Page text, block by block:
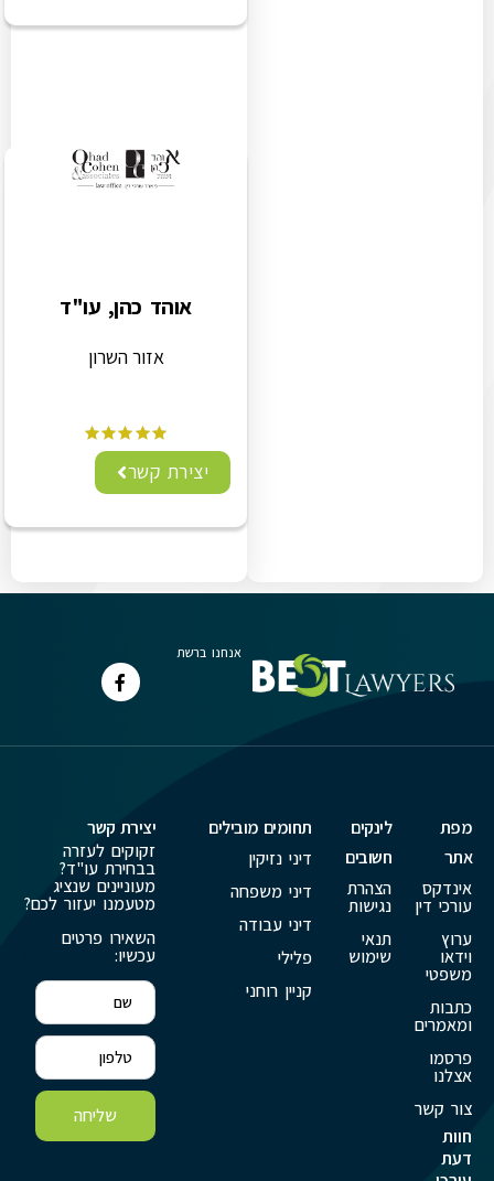
אוהד כהן, עו"ד
אזור השרון
יצירת קשר
אנחנו ברשת
מפת
אתר
אינדקס
עורכי דין
ערוץ
וידאו
משפטי
כתבות
ומאמרים
פרסמו
אצלנו
צור קשר
חוות
דעת
לינקים
חשובים
הצהרת
נגישות
תנאי
שימוש
תחומים מובילים
דיני נזיקין
דיני משפחה
דיני עבודה
פלילי
קניין רוחני
יצירת קשר
זקוקים לעזרה
בבחירת עו"ד?
מעוניינים שנציג
מטעמנו יעזור לכם?
השאירו פרטים
עכשיו:
שליחה